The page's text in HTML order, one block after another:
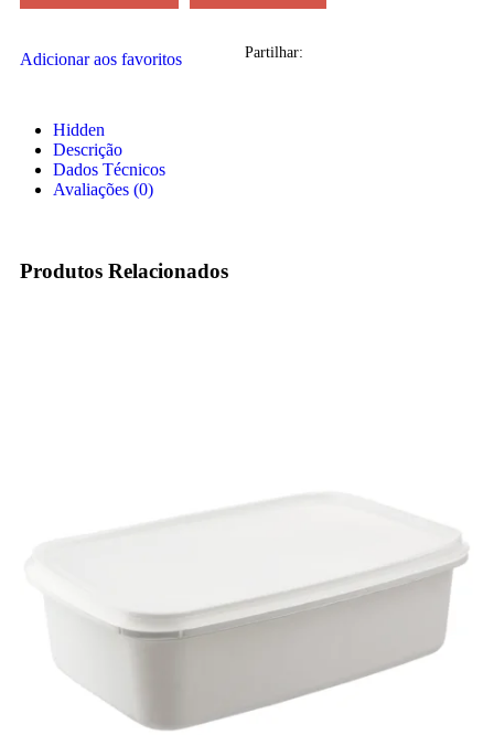
Adicionar aos favoritos Partilhar:
Hidden
Descrição
Dados Técnicos
Avaliações (0)
Produtos Relacionados